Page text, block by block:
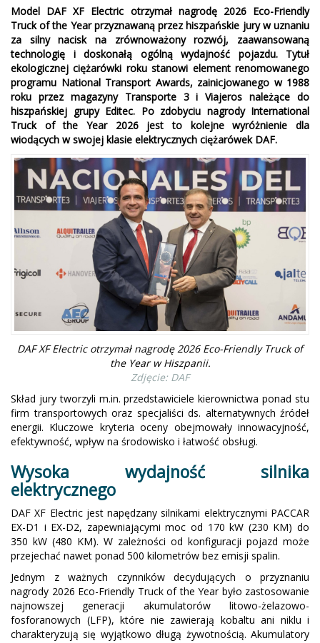
Model DAF XF Electric otrzymał nagrodę 2026 Eco-Friendly
Truck of the Year przyznawaną przez hiszpańskie jury w uznaniu
za silny nacisk na zrównoważony rozwój, zaawansowaną
technologię i doskonałą ogólną wydajność pojazdu. Tytuł
ekologicznej ciężarówki roku stanowi element renomowanego
programu National Transport Awards, zainicjowanego w 1988
roku przez magazyny Transporte 3 i Viajeros należące do
hiszpańskiej grupy Editec. Po zdobyciu nagrody International
Truck of the Year 2026 jest to kolejne wyróżnienie dla
wiodących w swojej klasie elektrycznych ciężarówek DAF.
DAF XF Electric otrzymał nagrodę 2026 Eco-Friendly Truck of
the Year w Hiszpanii.
Zdjęcie: DAF
Skład jury tworzyli m.in. przedstawiciele kierownictwa ponad stu
firm transportowych oraz specjaliści ds. alternatywnych źródeł
energii. Kluczowe kryteria oceny obejmowały innowacyjność,
efektywność, wpływ na środowisko i łatwość obsługi.
Wysoka wydajność silnika
elektrycznego
DAF XF Electric jest napędzany silnikami elektrycznymi PACCAR
EX-D1 i EX-D2, zapewniającymi moc od 170 kW (230 KM) do
350 kW (480 KM). W zależności od konfiguracji pojazd może
przejechać nawet ponad 500 kilometrów bez emisji spalin.
Jednym z ważnych czynników decydujących o przyznaniu
nagrody 2026 Eco-Friendly Truck of the Year było zastosowanie
najnowszej generacji akumulatorów litowo-żelazowo-
fosforanowych (LFP), które nie zawierają kobaltu ani niklu i
charakteryzują się wyjątkowo długą żywotnością. Akumulatory